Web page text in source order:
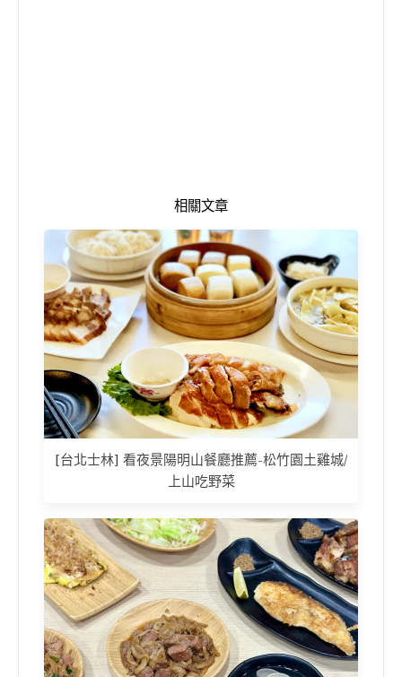
相關文章
[台北士林] 看夜景陽明山餐廳推薦-松竹園土雞城/
上山吃野菜